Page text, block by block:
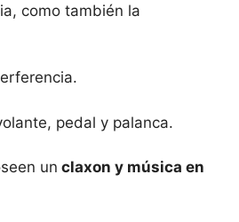
como también la
pedal y palanca.
un claxon y música en